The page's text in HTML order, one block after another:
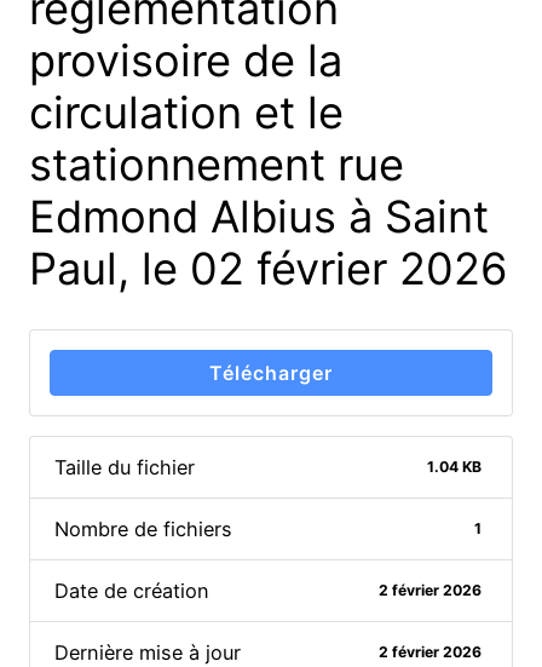
provisoire de la
circulation et le
stationnement rue
Edmond Albius à Saint
Paul, le 02 février 2026
Télécharger
Taille du fichier 1.04 KB
Nombre de fichiers 1
Date de création 2 février 2026
Dernière mise à jour 2 février 2026